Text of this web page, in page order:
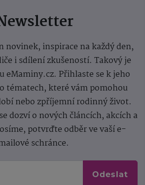
novinek, inspirace na každý den,
i sdílení zkušeností. Takový je
eMaminy.cz. Přihlaste se k jeho
tématech, které vám pomohou
nebo zpříjemní rodinný život.
dozví o nových článcích, akcích a
potvrďte odběr ve vaší e-
schránce.
Odeslat